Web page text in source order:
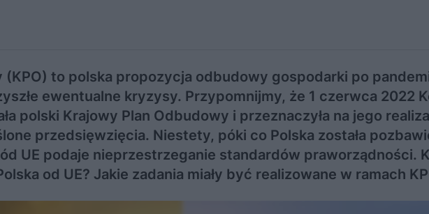
(KPO) to polska propozycja odbudowy gospodarki po
ewentualne kryzysy. Przypomnijmy, że 1 czerwca 2022
polski Krajowy Plan Odbudowy i przeznaczyła na jego
przedsięwzięcia. Niestety, póki co Polska została
UE podaje nieprzestrzeganie standardów praworządności.
od UE? Jakie zadania miały być realizowane w ramach